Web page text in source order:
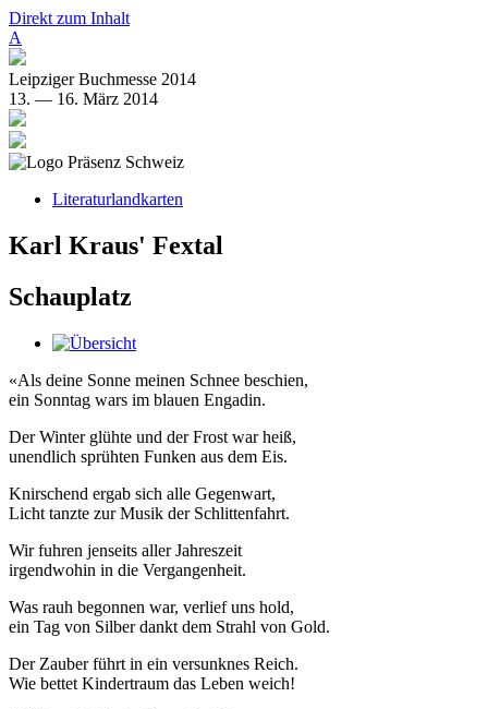
Direkt zum Inhalt
A
Leipziger Buchmesse 2014
13. — 16. März 2014
Literaturlandkarten
Karl Kraus' Fextal
Schauplatz
«Als deine Sonne meinen Schnee beschien,
ein Sonntag wars im blauen Engadin.
Der Winter glühte und der Frost war heiß,
unendlich sprühten Funken aus dem Eis.
Knirschend ergab sich alle Gegenwart,
Licht tanzte zur Musik der Schlittenfahrt.
Wir fuhren jenseits aller Jahreszeit
irgendwohin in die Vergangenheit.
Was rauh begonnen war, verlief uns hold,
ein Tag von Silber dankt dem Strahl von Gold.
Der Zauber führt in ein versunknes Reich.
Wie bettet Kindertraum das Leben weich!